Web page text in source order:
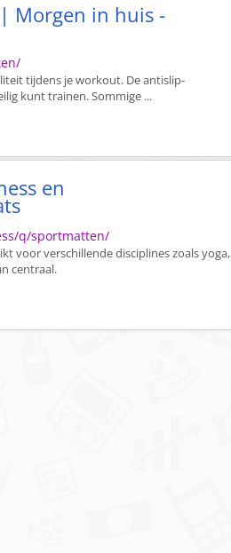
Morgen in huis -
tijdens je workout. De antislip-
kunt trainen. Sommige ...
en
q/sportmatten/
voor verschillende disciplines zoals yoga,
centraal.